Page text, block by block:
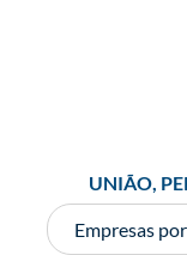
UNIÃO,